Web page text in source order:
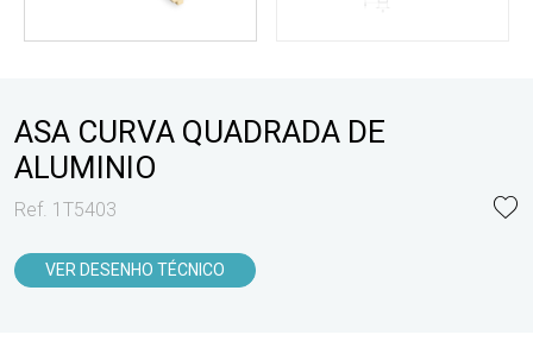
ASA CURVA QUADRADA DE
ALUMINIO
Ref. 1T5403
VER DESENHO TÉCNICO